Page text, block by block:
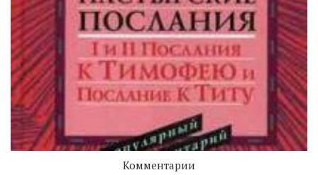
Комментарии